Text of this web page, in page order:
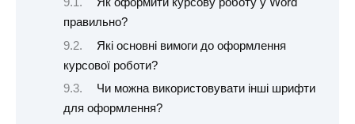
Як оформити курсову роботу у Word
правильно?
Які основні вимоги до оформлення
курсової роботи?
Чи можна використовувати інші шрифти
для оформлення?